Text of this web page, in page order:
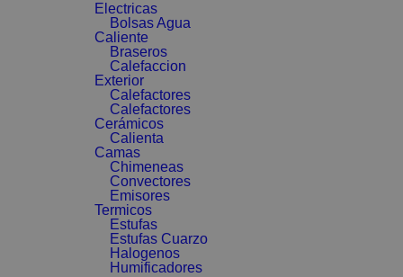
Electricas
Bolsas Agua
Caliente
Braseros
Calefaccion
Exterior
Calefactores
Calefactores
Cerámicos
Calienta
Camas
Chimeneas
Convectores
Emisores
Termicos
Estufas
Estufas Cuarzo
Halogenos
Humificadores